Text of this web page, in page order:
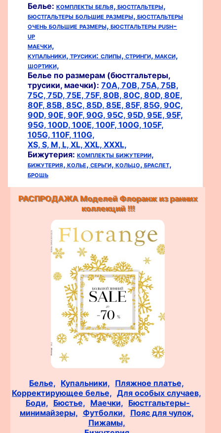
Белье: комплекты белья, бюстгальтеры,
бюстгальтеры большие размеры, бюстгальтеры
очень большие размеры, бюстгальтеры push-
up
маечки,
купальники, трусики: слипы, стринги, макси,
шортики,
Белье по размерам (бюстгальтеры,
трусики, маечки): 70A, 70B, 75A, 75B,
75C, 75D, 75E, 75F, 80B, 80C, 80D, 80E,
80F, 85B, 85C, 85D, 85E, 85F, 85G, 90C,
90D, 90E, 90F, 90G, 95C, 95D, 95E, 95F,
95G, 100D, 100E, 100F, 100G, 105F,
105G, 110F, 110G,
XS, S, M, L, XL, XXL, XXXL,
Бижутерия: комплекты бижутерии,
бижутерия, колье, серьги, кольцо, браслет,
брошь
РАСПРОДАЖА Моделей Флоранж из ранних
коллекций !!!
Белье, Купальники, Пляжное платье,
Корректирующее белье, Для особых случаев,
Боди, Бюстье, Маечки, Бюстгальтеры-
минимайзеры, Футболки, Пояс для чулок,
Пижамы,